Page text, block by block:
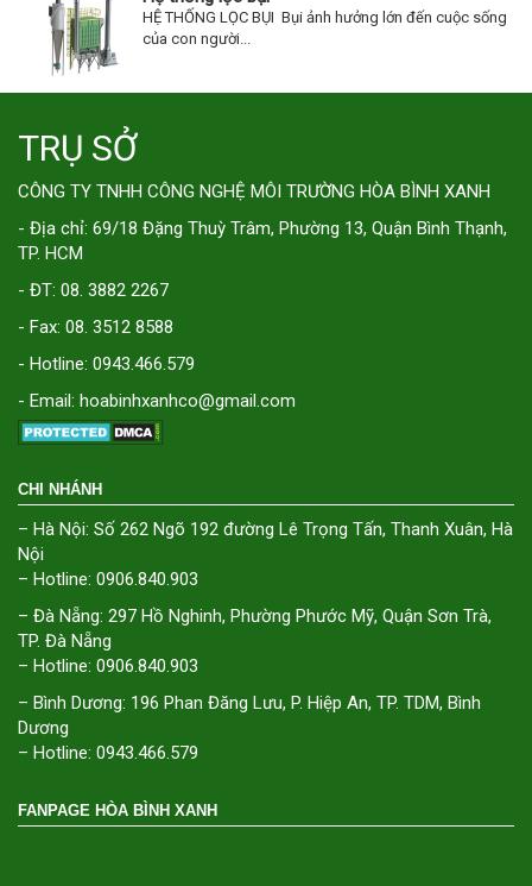
HỆ THỐNG LỌC BỤI Bụi ảnh hưởng lớn đến cuộc sống
của con người...
TRỤ SỞ
CÔNG TY TNHH CÔNG NGHỆ MÔI TRƯỜNG HÒA BÌNH XANH
- Địa chỉ: 69/18 Đặng Thuỳ Trâm, Phường 13, Quận Bình Thạnh,
TP. HCM
- ĐT: 08. 3882 2267
- Fax: 08. 3512 8588
- Hotline: 0943.466.579
- Email: hoabinhxanhco@gmail.com
CHI NHÁNH
– Hà Nội: Số 262 Ngõ 192 đường Lê Trọng Tấn, Thanh Xuân, Hà
Nội
– Hotline: 0906.840.903
– Đà Nẵng: 297 Hồ Nghinh, Phường Phước Mỹ, Quận Sơn Trà,
TP. Đà Nẵng
– Hotline: 0906.840.903
– Bình Dương: 196 Phan Đăng Lưu, P. Hiệp An, TP. TDM, Bình
Dương
– Hotline: 0943.466.579
FANPAGE HÒA BÌNH XANH